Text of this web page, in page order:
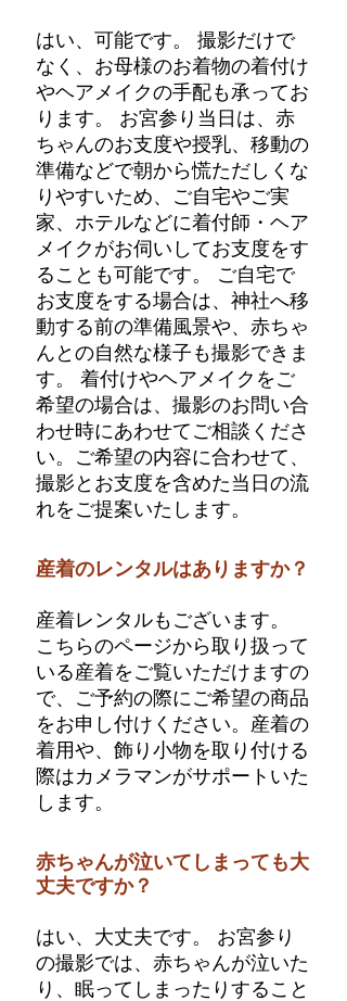
はい、可能です。 撮影だけで
なく、お母様のお着物の着付け
やヘアメイクの手配も承ってお
ります。 お宮参り当日は、赤
ちゃんのお支度や授乳、移動の
準備などで朝から慌ただしくな
りやすいため、ご自宅やご実
家、ホテルなどに着付師・ヘア
メイクがお伺いしてお支度をす
ることも可能です。 ご自宅で
お支度をする場合は、神社へ移
動する前の準備風景や、赤ちゃ
んとの自然な様子も撮影できま
す。 着付けやヘアメイクをご
希望の場合は、撮影のお問い合
わせ時にあわせてご相談くださ
い。ご希望の内容に合わせて、
撮影とお支度を含めた当日の流
れをご提案いたします。
産着のレンタルはありますか？
産着レンタルもございます。
こちらのページから取り扱って
いる産着をご覧いただけますの
で、ご予約の際にご希望の商品
をお申し付けください。産着の
着用や、飾り小物を取り付ける
際はカメラマンがサポートいた
します。
赤ちゃんが泣いてしまっても大
丈夫ですか？
はい、大丈夫です。 お宮参り
の撮影では、赤ちゃんが泣いた
り、眠ってしまったりすること